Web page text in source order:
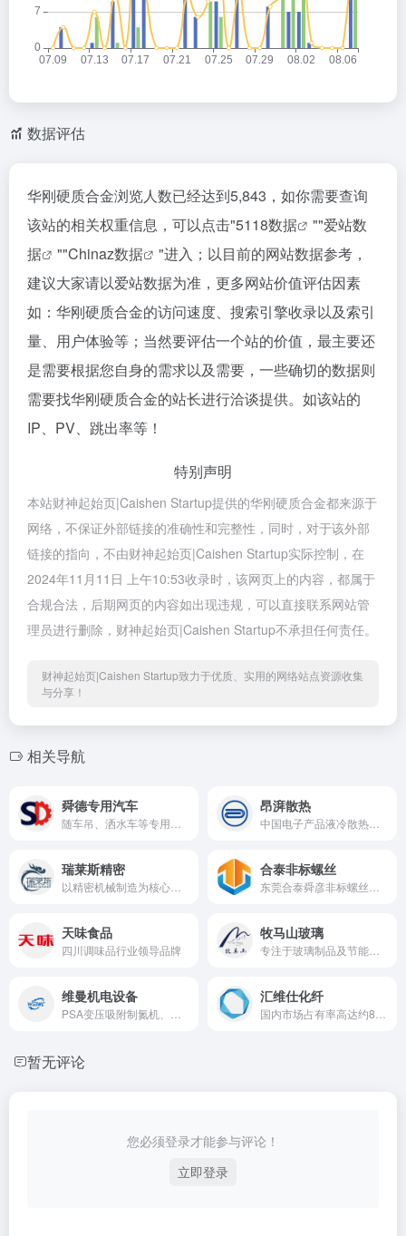
数据评估
华刚硬质合金浏览人数已经达到5,843，如你需要查询
该站的相关权重信息，可以点击"5118数据 ""爱站数
据
""Chinaz数据
"进入；以目前的网站数据参考，
建议大家请以爱站数据为准，更多网站价值评估因素
如：华刚硬质合金的访问速度、搜索引擎收录以及索引
量、用户体验等；当然要评估一个站的价值，最主要还
是需要根据您自身的需求以及需要，一些确切的数据则
需要找华刚硬质合金的站长进行洽谈提供。如该站的
IP、PV、跳出率等！
特别声明
本站财神起始页|Caishen Startup提供的华刚硬质合金都来源于
网络，不保证外部链接的准确性和完整性，同时，对于该外部
链接的指向，不由财神起始页|Caishen Startup实际控制，在
2024年11月11日 上午10:53收录时，该网页上的内容，都属于
合规合法，后期网页的内容如出现违规，可以直接联系网站管
理员进行删除，财神起始页|Caishen Startup不承担任何责任。
财神起始页|Caishen Startup致力于优质、实用的网络站点资源收集
与分享！
相关导航
舜德专用汽车 昂湃散热
瑞莱斯精密 合泰非标螺丝
天味食品
四川调味品行业领导品牌
牧马山玻璃
维曼机电设备 汇维仕化纤
暂无评论
您必须登录才能参与评论！
立即登录